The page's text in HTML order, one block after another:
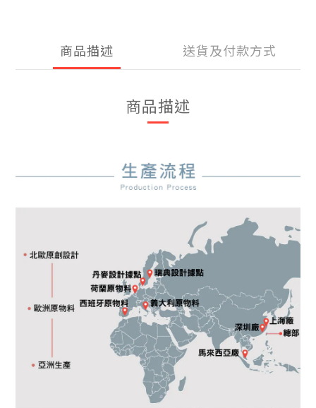
商品描述 送貨及付款方式
商品描述